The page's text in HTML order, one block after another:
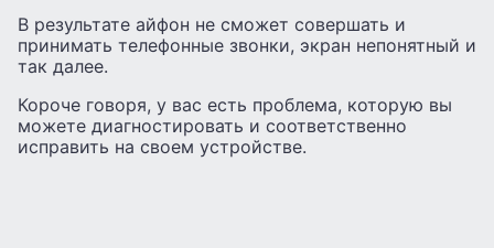
В результате айфон не сможет совершать и
принимать телефонные звонки, экран непонятный и
так далее.
Короче говоря, у вас есть проблема, которую вы
можете диагностировать и соответственно
исправить на своем устройстве.